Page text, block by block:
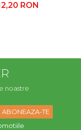
RON
noastre